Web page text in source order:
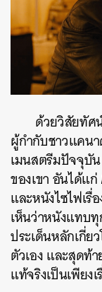
ด้วยวิสัยทัศ
ผู้กำกับชาวแคน
เมนสตรีมปัจจุบั
ของเขา อันได้แก่
และหนังไซไฟเรื่
เห็นว่าหนังแทบ
ประเด็นหลักเกี่ย
ตัวเอง และสุดท้
แท้จริงเป็นเพียง